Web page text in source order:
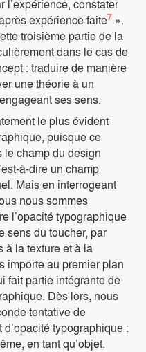
l’expérience, constater
expérience faite7 ».
troisième partie de la
dans le cas de
: traduire de manière
une théorie à un
ses sens.
le plus évident
puisque ce
le champ du design
à-dire un champ
Mais en interrogeant
nous sommes
l’opacité typographique
sens du toucher, par
à la texture et à la
importe au premier plan
fait partie intégrante de
Dès lors, nous
tentative de
typographique :
en tant qu’objet.